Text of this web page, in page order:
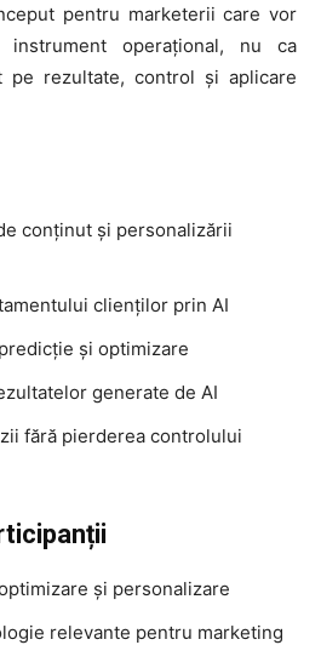
pentru marketerii care vor
operațional, nu ca
pe rezultate, control și aplicare
conținut și personalizării
clienților prin AI
și optimizare
generate de AI
fără pierderea controlului
și personalizare
relevante pentru marketing